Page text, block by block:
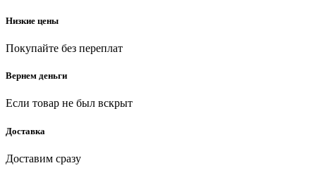
Низкие цены
Покупайте без переплат
Вернем деньги
Если товар не был вскрыт
Доставка
Доставим сразу